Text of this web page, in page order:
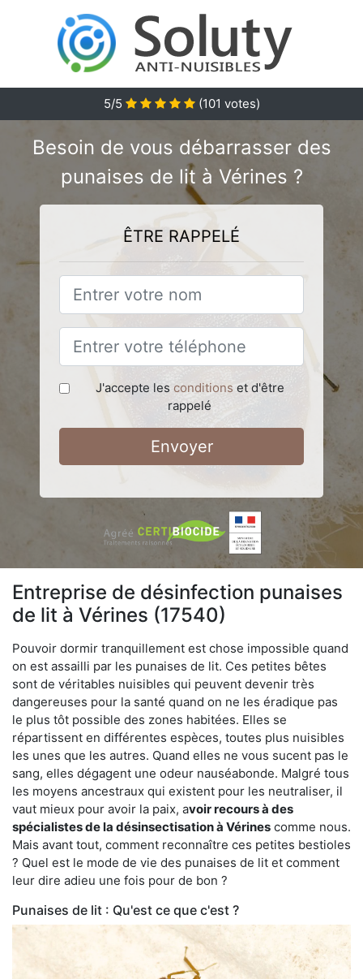
5/5 (101 votes)
Besoin de vous débarrasser des
punaises de lit à Vérines ?
ÊTRE RAPPELÉ
J'accepte les conditions et d'être
rappelé
Envoyer
Entreprise de désinfection punaises
de lit à Vérines (17540)
Pouvoir dormir tranquillement est chose impossible quand
on est assailli par les punaises de lit. Ces petites bêtes
sont de véritables nuisibles qui peuvent devenir très
dangereuses pour la santé quand on ne les éradique pas
le plus tôt possible des zones habitées. Elles se
répartissent en différentes espèces, toutes plus nuisibles
les unes que les autres. Quand elles ne vous sucent pas le
sang, elles dégagent une odeur nauséabonde. Malgré tous
les moyens ancestraux qui existent pour les neutraliser, il
vaut mieux pour avoir la paix, avoir recours à des
spécialistes de la désinsectisation à Vérines comme nous.
Mais avant tout, comment reconnaître ces petites bestioles
? Quel est le mode de vie des punaises de lit et comment
leur dire adieu une fois pour de bon ?
Punaises de lit : Qu'est ce que c'est ?